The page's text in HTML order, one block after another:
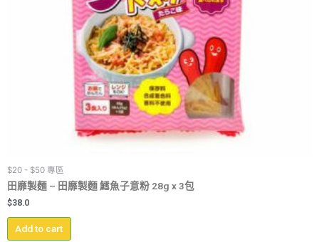
$20 - $50 專區
田靡製麵 – 田靡製麵 鱈魚子意粉 28g x 3包
$38.0
Add to cart